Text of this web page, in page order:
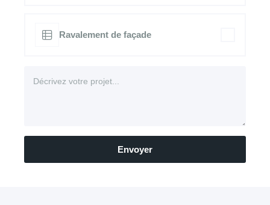
Ravalement de façade
Envoyer